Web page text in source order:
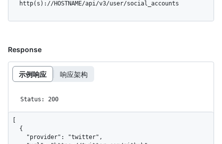
  http(s)://HOSTNAME/api/v3/user/social_accounts
Response
示例响应 响应架构
Status: 200